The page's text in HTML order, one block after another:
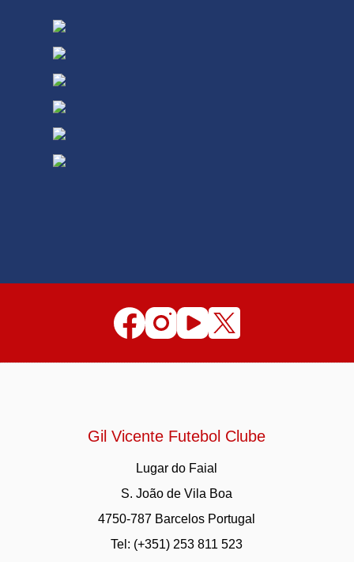
Gil Vicente Futebol Clube
Lugar do Faial
S. João de Vila Boa
4750-787 Barcelos Portugal
Tel: (+351) 253 811 523